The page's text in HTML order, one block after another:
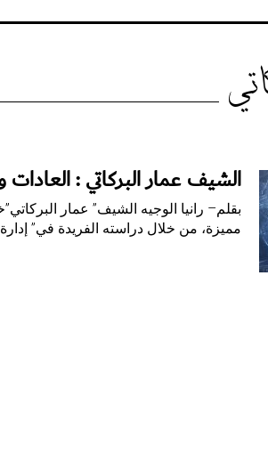
الشيف عمار البركاتي : العادات
بقلم– رانيا الوجيه الشيف” عمار
مميزة، من خلال دراسته الفريدة في”